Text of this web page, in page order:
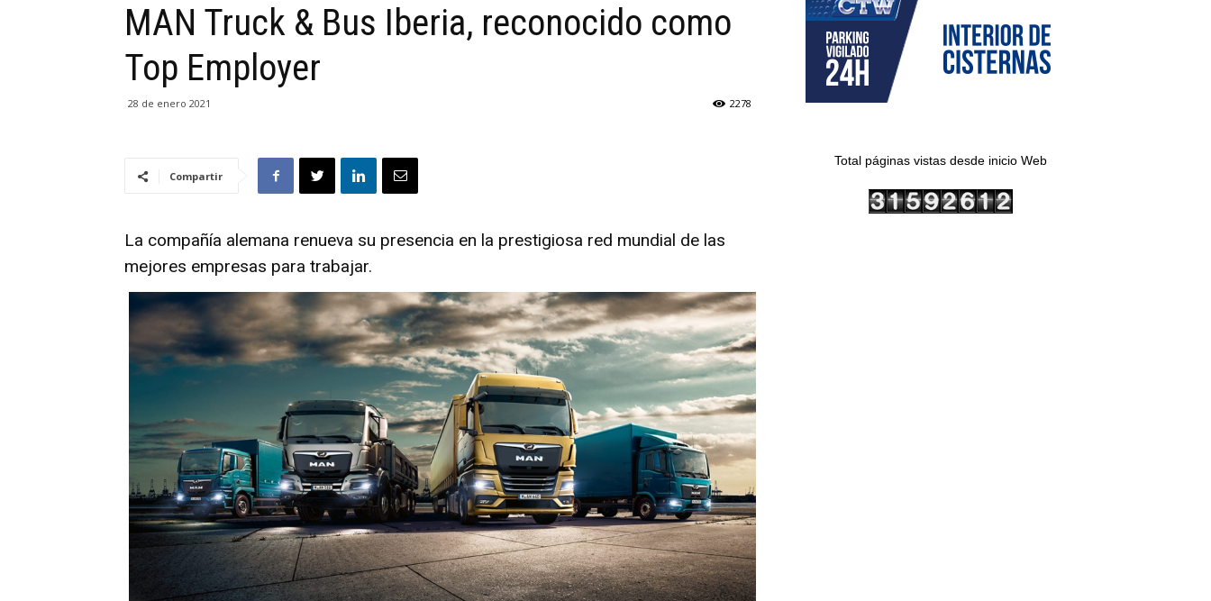
MAN Truck & Bus Iberia, reconocido como
Top Employer
28 de enero 2021 2278
Compartir
La compañía alemana renueva su presencia en la prestigiosa red mundial de las
mejores empresas para trabajar.
Total páginas vistas desde inicio Web